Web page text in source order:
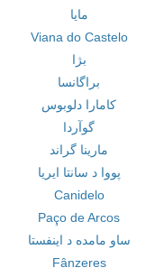
مایا
Viana do Castelo
بژا
براگانسا
کامارا دلوبوس
گوآردا
مارینا گراند
پووا د سانتا ایریا
Canidelo
Paço de Arcos
ساو مامده د اینفستا
Fânzeres